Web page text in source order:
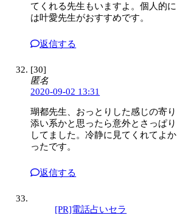
てくれる先生もいますよ。個人的に
は叶愛先生がおすすめです。
返信する
[30]
匿名
2020-09-02 13:31
瑚都先生、おっとりした感じの寄り
添い系かと思ったら意外とさっぱり
してました。冷静に見てくれてよか
ったです。
返信する
[PR]電話占いセラ